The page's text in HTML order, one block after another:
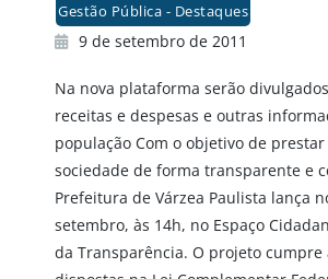
Gestão Pública - Destaques
9 de setembro de 2011
Na nova plataforma serão
receitas e despesas e outras
população Com o objetivo de prestar
sociedade de forma transparente e
Prefeitura de Várzea Paulista lança
setembro, às 14h, no Espaço
da Transparência. O projeto cumpre